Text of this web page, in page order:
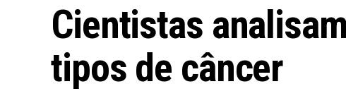
Cientistas
tipos de câncer